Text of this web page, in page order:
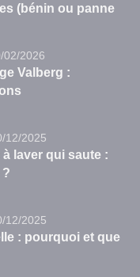
(bénin ou panne
02/2026
Valberg :
12/2025
laver qui saute :
12/2025
: pourquoi et que